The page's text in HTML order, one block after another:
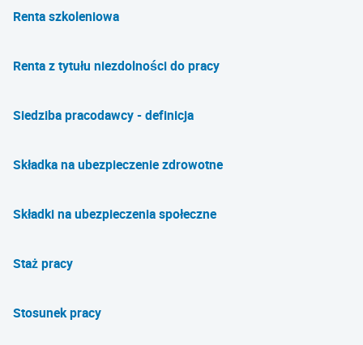
Renta szkoleniowa
Renta z tytułu niezdolności do pracy
Siedziba pracodawcy - definicja
Składka na ubezpieczenie zdrowotne
Składki na ubezpieczenia społeczne
Staż pracy
Stosunek pracy